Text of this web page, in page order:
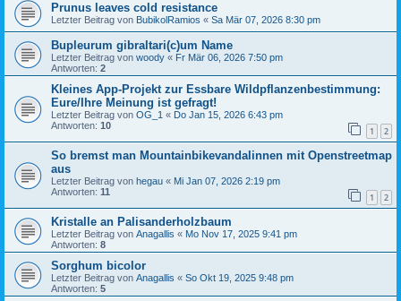
Prunus leaves cold resistance
Letzter Beitrag von BubikolRamios « Sa Mär 07, 2026 8:30 pm
Bupleurum gibraltari(c)um Name
Letzter Beitrag von woody « Fr Mär 06, 2026 7:50 pm
Antworten: 2
Kleines App-Projekt zur Essbare Wildpflanzenbestimmung:
Eure/Ihre Meinung ist gefragt!
Letzter Beitrag von OG_1 « Do Jan 15, 2026 6:43 pm
Antworten: 10 1 2
So bremst man Mountainbikevandalinnen mit Openstreetmap
aus
Letzter Beitrag von hegau « Mi Jan 07, 2026 2:19 pm
Antworten: 11 1 2
Kristalle an Palisanderholzbaum
Letzter Beitrag von Anagallis « Mo Nov 17, 2025 9:41 pm
Antworten: 8
Sorghum bicolor
Letzter Beitrag von Anagallis « So Okt 19, 2025 9:48 pm
Antworten: 5